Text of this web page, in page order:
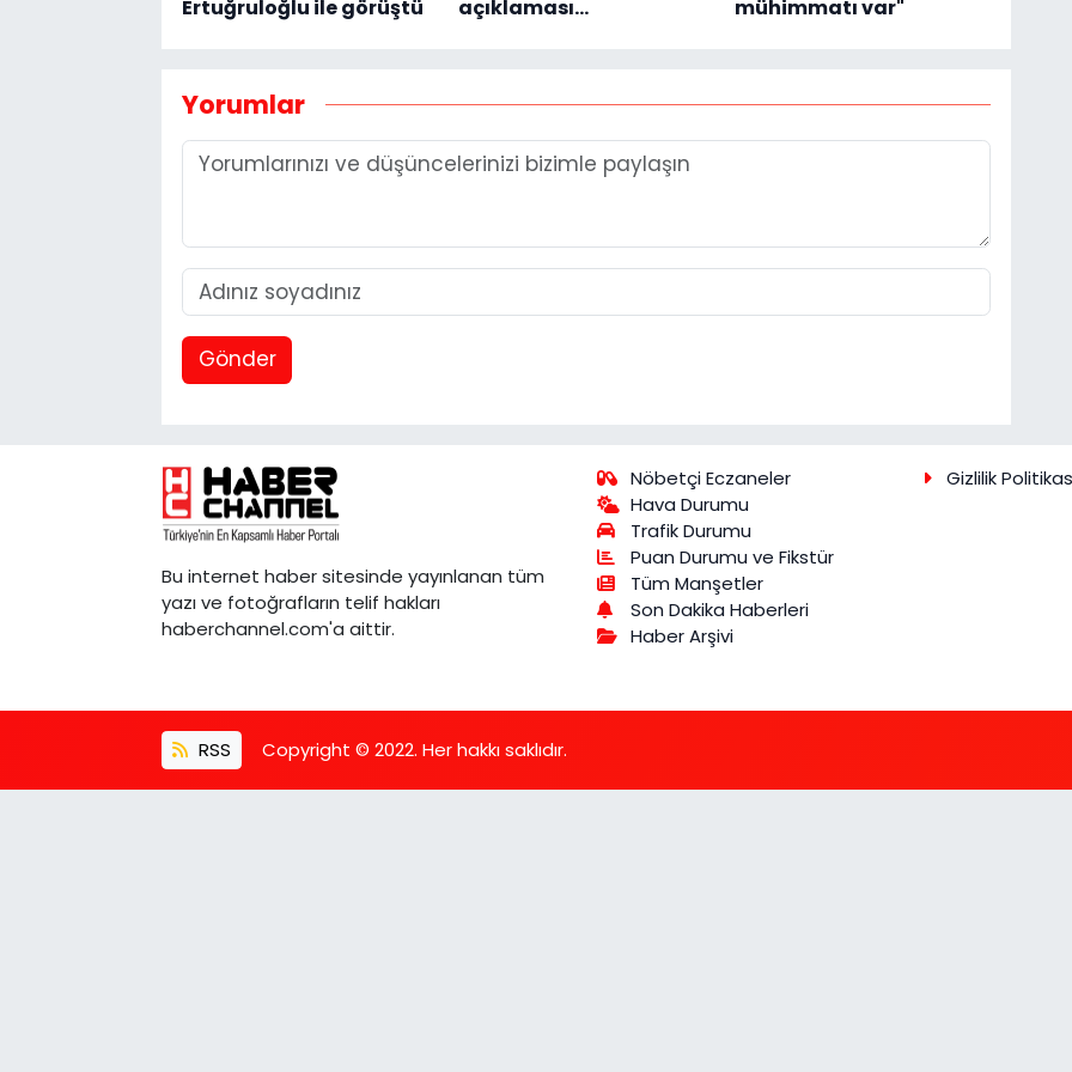
Ertuğruloğlu ile görüştü
açıklaması...
mühimmatı var"
Yorumlar
Gönder
Bu internet haber sitesinde yayınlanan tüm
yazı ve fotoğrafların telif hakları
haberchannel.com'a aittir.
Nöbetçi Eczaneler
Hava Durumu
Trafik Durumu
Puan Durumu ve Fikstür
Tüm Manşetler
Son Dakika Haberleri
Haber Arşivi
Gizlilik
RSS Copyright © 2022. Her hakkı saklıdır.